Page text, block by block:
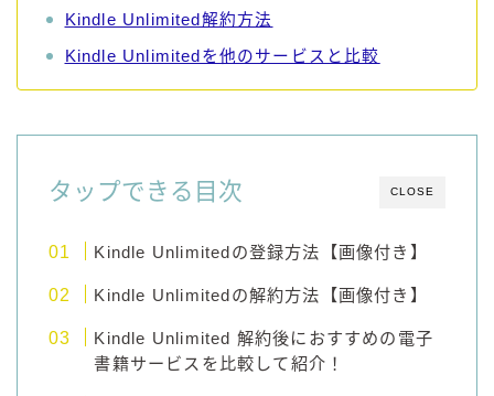
男梅サワー
キレートレモンサワー
愛のスコールホワイトサワー
焼酎ハイボール
宝焼酎のお茶割りシリーズ
寶「丸おろし」
極上フルーツサワー
Kindle Unlimited解約方法
Kindle Unlimitedを他のサービスと比較
CLOSE
タップできる目次
Kindle Unlimitedの登録方法【画像付き】
Kindle Unlimitedの解約方法【画像付き】
Kindle Unlimited 解約後におすすめの電子
書籍サービスを比較して紹介！